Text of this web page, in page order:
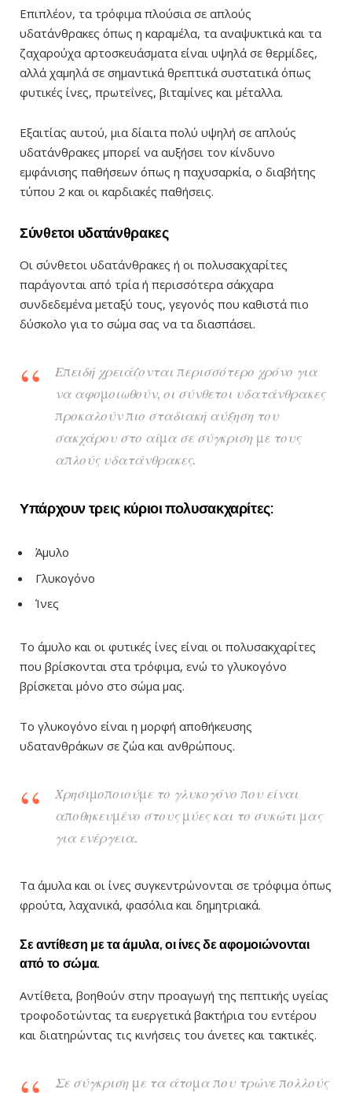
Επιπλέον, τα τρόφιμα πλούσια σε απλούς
υδατάνθρακες όπως η καραμέλα, τα αναψυκτικά και τα
ζαχαρούχα αρτοσκευάσματα είναι υψηλά σε θερμίδες,
αλλά χαμηλά σε σημαντικά θρεπτικά συστατικά όπως
φυτικές ίνες, πρωτεΐνες, βιταμίνες και μέταλλα.
Εξαιτίας αυτού, μια δίαιτα πολύ υψηλή σε απλούς
υδατάνθρακες μπορεί να αυξήσει τον κίνδυνο
εμφάνισης παθήσεων όπως η παχυσαρκία, ο διαβήτης
τύπου 2 και οι καρδιακές παθήσεις.
Σύνθετοι υδατάνθρακες
Οι σύνθετοι υδατάνθρακες ή οι πολυσακχαρίτες
παράγονται από τρία ή περισσότερα σάκχαρα
συνδεδεμένα μεταξύ τους, γεγονός που καθιστά πιο
δύσκολο για το σώμα σας να τα διασπάσει.
Επειδή χρειάζονται περισσότερο χρόνο για
να αφομοιωθούν, οι σύνθετοι υδατάνθρακες
προκαλούν πιο σταδιακή αύξηση του
σακχάρου στο αίμα σε σύγκριση με τους
απλούς υδατάνθρακες.
Υπάρχουν τρεις κύριοι πολυσακχαρίτες:
Άμυλο
Γλυκογόνο
Ίνες
Το άμυλο και οι φυτικές ίνες είναι οι πολυσακχαρίτες
που βρίσκονται στα τρόφιμα, ενώ το γλυκογόνο
βρίσκεται μόνο στο σώμα μας.
Το γλυκογόνο είναι η μορφή αποθήκευσης
υδατανθράκων σε ζώα και ανθρώπους.
Χρησιμοποιούμε το γλυκογόνο που είναι
αποθηκευμένο στους μύες και το συκώτι μας
για ενέργεια.
Τα άμυλα και οι ίνες συγκεντρώνονται σε τρόφιμα όπως
φρούτα, λαχανικά, φασόλια και δημητριακά.
Σε αντίθεση με τα άμυλα, οι ίνες δε αφομοιώνονται
από το σώμα.
Αντίθετα, βοηθούν στην προαγωγή της πεπτικής υγείας
τροφοδοτώντας τα ευεργετικά βακτήρια του εντέρου
και διατηρώντας τις κινήσεις του άνετες και τακτικές.
Σε σύγκριση με τα άτομα που τρώνε πολλούς